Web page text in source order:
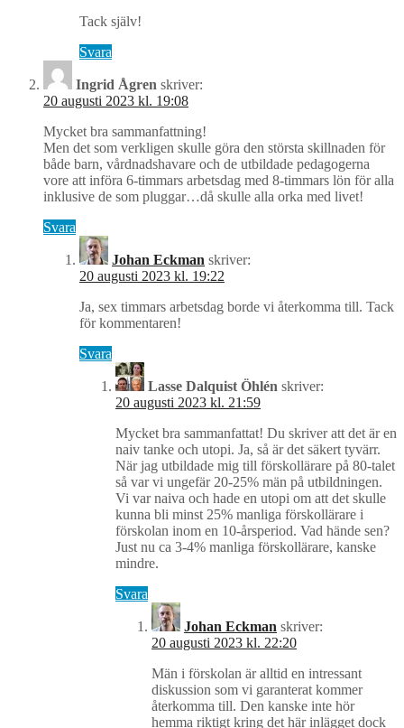
Tack själv!
Svara
Ingrid Ågren skriver:
20 augusti 2023 kl. 19:08
Mycket bra sammanfattning!
Men det som verkligen skulle göra den största skillnaden för
både barn, vårdnadshavare och de utbildade pedagogerna
vore att införa 6-timmars arbetsdag med 8-timmars lön för alla
inklusive de som pluggar…då skulle alla orka med livet!
Svara
Johan Eckman skriver:
20 augusti 2023 kl. 19:22
Ja, sex timmars arbetsdag borde vi återkomma till. Tack
för kommentaren!
Svara
Lasse Dalquist Öhlén skriver:
20 augusti 2023 kl. 21:59
Mycket bra sammanfattat! Du skriver att det är en
naiv tanke och utopi. Ja, så är det säkert tyvärr.
När jag utbildade mig till förskollärare på 80-talet
så var vi ungefär 20-25% män på utbildningen.
Vi var naiva och hade en utopi om att det skulle
kunna bli minst 25% manliga förskollärare i
förskolan inom en 10-årsperiod. Vad hände sen?
Just nu ca 3-4% manliga förskollärare, kanske
mindre.
Svara
Johan Eckman skriver:
20 augusti 2023 kl. 22:20
Män i förskolan är alltid en intressant
diskussion som vi garanterat kommer
återkomma till. Den kanske inte hör
hemma riktigt kring det här inlägget dock